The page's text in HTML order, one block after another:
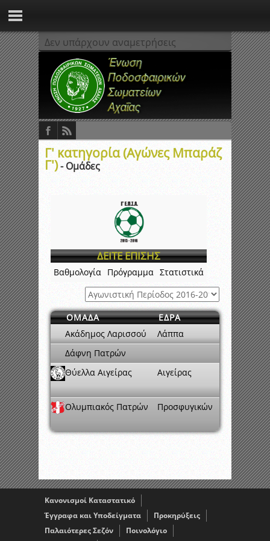
Δεν υπάρχουν αναμετρήσεις
Γ' κατηγορία (Αγώνες Μπαράζ
Γ')- Ομάδες
ΔΕΙΤΕ ΕΠΙΣΗΣ
Βαθμολογία Πρόγραμμα Στατιστικά
ΟΜΑΔΑ
ΕΔΡΑ
Ακάδημος Λαρισσού
Λάππα
Δάφνη Πατρών
Θύελλα Αιγείρας
Αιγείρας
Ολυμπιακός Πατρών Προσφυγικών
Κανονισμοί Καταστατικό
Έγγραφα και Υποδείγματα
Προκηρύξεις
Παλαιότερες Σεζόν
Ποινολόγιο